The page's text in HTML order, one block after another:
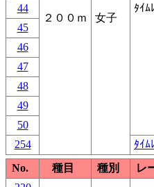
２００ｍ 女子
ﾀｲﾑ
44
45
46
47
48
49
50
254
ﾀｲ
No.
種目 種別 レ